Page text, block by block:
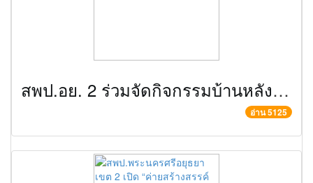
สพป.อย. 2 ร่วมจัดกิจกรรมบ้านหลังเลิกเรียนของจังหวัดพระนครศรีอยุธยา
อ่าน 5125